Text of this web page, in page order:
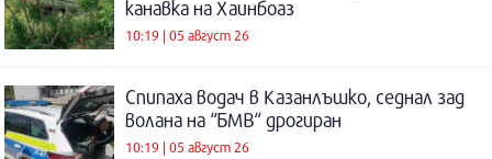
канавка на Хаинбоаз
10:19 | 05 август 26
Спипаха водач в Казанлъшко, седнал зад
волана на “БМВ“ дрогиран
10:19 | 05 август 26